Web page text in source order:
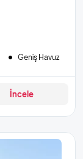
Geniş Havuz
İncele